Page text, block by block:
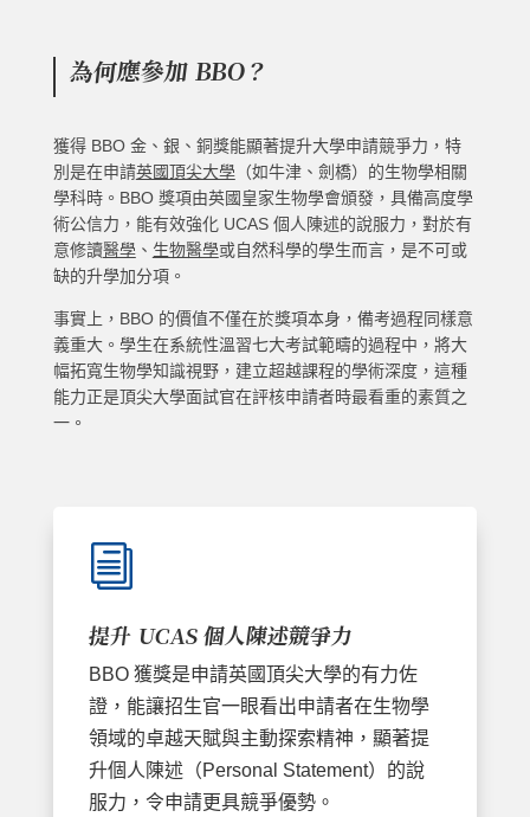
為何應參加 BBO？
獲得 BBO 金、銀、銅獎能顯著提升大學申請競爭力，特
別是在申請英國頂尖大學（如牛津、劍橋）的生物學相關
學科時。BBO 獎項由英國皇家生物學會頒發，具備高度學
術公信力，能有效強化 UCAS 個人陳述的說服力，對於有
意修讀醫學、 生物醫學或自然科學的學生而言，是不可或
缺的升學加分項。
事實上，BBO 的價值不僅在於獎項本身，備考過程同樣意
義重大。學生在系統性溫習七大考試範疇的過程中，將大
幅拓寬生物學知識視野，建立超越課程的學術深度，這種
能力正是頂尖大學面試官在評核申請者時最看重的素質之
一。
i
提升 UCAS 個人陳述競爭力
BBO 獲獎是申請英國頂尖大學的有力佐
證，能讓招生官一眼看出申請者在生物學
領域的卓越天賦與主動探索精神，顯著提
升個人陳述（Personal Statement）的說
服力，令申請更具競爭優勢。